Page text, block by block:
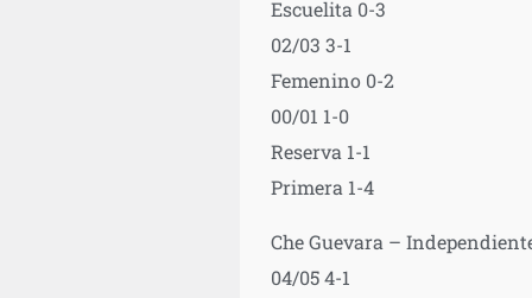
Escuelita 0-3
02/03 3-1
Femenino 0-2
00/01 1-0
Reserva 1-1
Primera 1-4
Che Guevara –
04/05 4-1